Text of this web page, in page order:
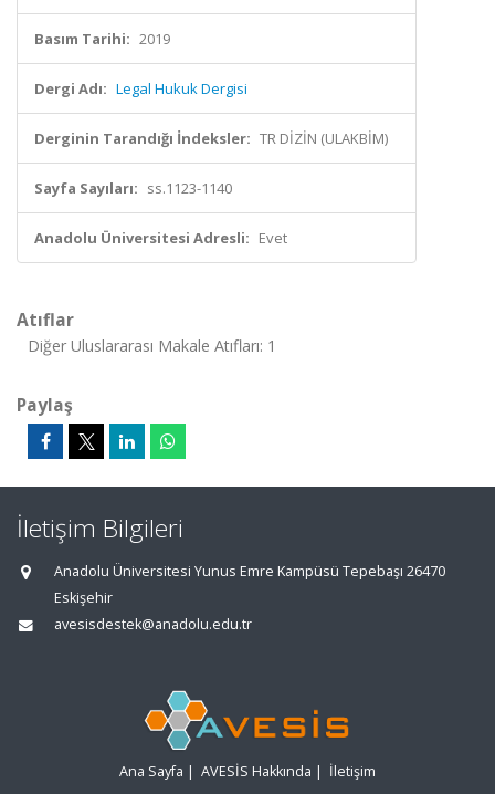
Basım Tarihi: 2019
Dergi Adı: Legal Hukuk Dergisi
Derginin Tarandığı İndeksler: TR DİZİN (ULAKBİM)
Sayfa Sayıları: ss.1123-1140
Anadolu Üniversitesi Adresli: Evet
Atıflar
Diğer Uluslararası Makale Atıfları: 1
Paylaş
İletişim Bilgileri
Anadolu Üniversitesi Yunus Emre Kampüsü Tepebaşı 26470
Eskişehir
avesisdestek@anadolu.edu.tr
Ana Sayfa | AVESİS Hakkında | İletişim